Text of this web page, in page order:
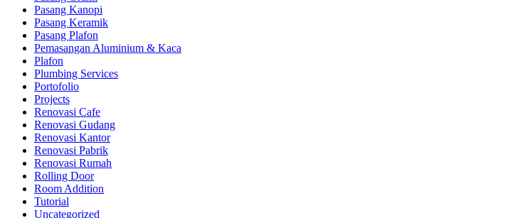
Pasang Kanopi
Pasang Keramik
Pasang Plafon
Pemasangan Aluminium & Kaca
Plafon
Plumbing Services
Portofolio
Projects
Renovasi Cafe
Renovasi Gudang
Renovasi Kantor
Renovasi Pabrik
Renovasi Rumah
Rolling Door
Room Addition
Tutorial
Uncategorized